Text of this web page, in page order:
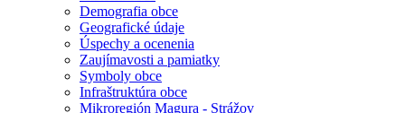
Demografia obce
Geografické údaje
Úspechy a ocenenia
Zaujímavosti a pamiatky
Symboly obce
Infraštruktúra obce
Mikroregión Magura - Strážov